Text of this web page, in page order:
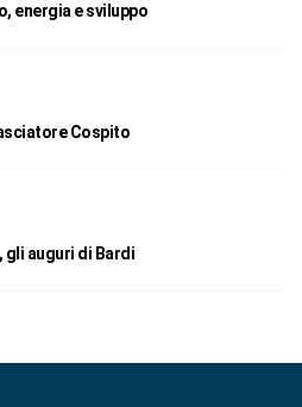
energia e sviluppo
Cospito
auguri di Bardi